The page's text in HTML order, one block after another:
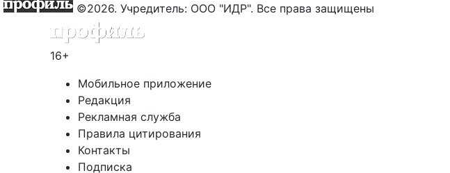
©2026. Учредитель: ООО "ИДР". Все права защищены
16+
Мобильное приложение
Редакция
Рекламная служба
Правила цитирования
Контакты
Подписка